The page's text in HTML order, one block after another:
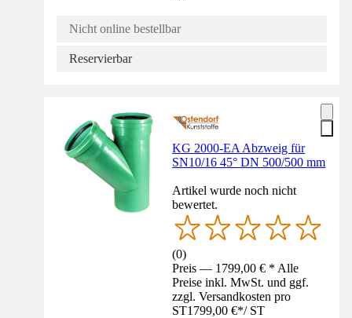
Nicht online bestellbar
Reservierbar
KG 2000-EA Abzweig für
SN10/16 45° DN 500/500 mm
Artikel wurde noch nicht
bewertet.
(0)
Preis — 1799,00 € * Alle
Preise inkl. MwSt. und ggf.
zzgl. Versandkosten pro
ST1799,00 €*/ ST